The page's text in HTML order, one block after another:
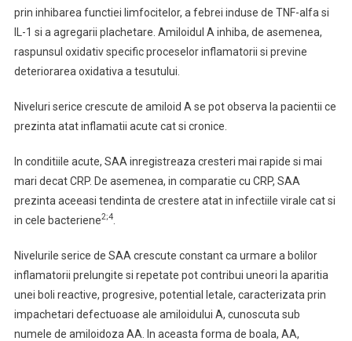
prin inhibarea functiei limfocitelor, a febrei induse de TNF-alfa si
IL-1 si a agregarii plachetare. Amiloidul A inhiba, de asemenea,
raspunsul oxidativ specific proceselor inflamatorii si previne
deteriorarea oxidativa a tesutului.
Niveluri serice crescute de amiloid A se pot observa la pacientii ce
prezinta atat inflamatii acute cat si cronice.
In conditiile acute, SAA inregistreaza cresteri mai rapide si mai
mari decat CRP. De asemenea, in comparatie cu CRP, SAA
prezinta aceeasi tendinta de crestere atat in infectiile virale cat si
in cele bacteriene2;4.
Nivelurile serice de SAA crescute constant ca urmare a bolilor
inflamatorii prelungite si repetate pot contribui uneori la aparitia
unei boli reactive, progresive, potential letale, caracterizata prin
impachetari defectuoase ale amiloidului A, cunoscuta sub
numele de amiloidoza AA. In aceasta forma de boala, AA,